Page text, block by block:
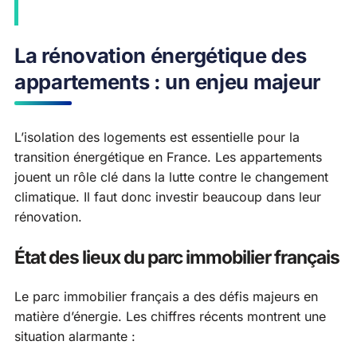
La rénovation énergétique des
appartements : un enjeu majeur
L’isolation des logements est essentielle pour la
transition énergétique en France. Les appartements
jouent un rôle clé dans la lutte contre le changement
climatique. Il faut donc investir beaucoup dans leur
rénovation.
État des lieux du parc immobilier français
Le parc immobilier français a des défis majeurs en
matière d’énergie. Les chiffres récents montrent une
situation alarmante :